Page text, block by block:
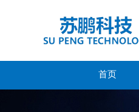
首页